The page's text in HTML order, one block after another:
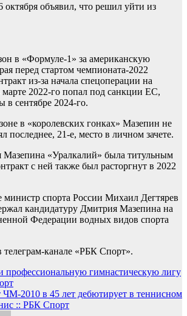
объявил, что решил уйти из
в «Формуле-1» за американскую
перед стартом чемпионата-2022
из-за начала спецоперации на
2022-го попал под санкции ЕС,
в сентябре 2024-го.
в «королевских гонках» Мазепин не
последнее, 21-е, место в личном зачете.
«Уралкалий» была титульным
с ней также был расторгнут в 2022
спорта России Михаил Дегтярев
кандидатуру Дмитрия Мазепина на
Федерации водных видов спорта
телеграм-канале «РБК Спорт».
профессиональную гимнастическую лигу
2010 в 45 лет дебютирует в теннисном
:: РБК Спорт